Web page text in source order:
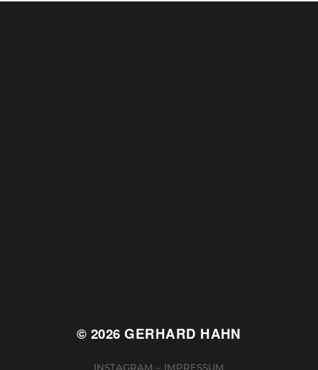
© 2026GERHARD HAHN
INSTAGRAM – IMPRESSUM